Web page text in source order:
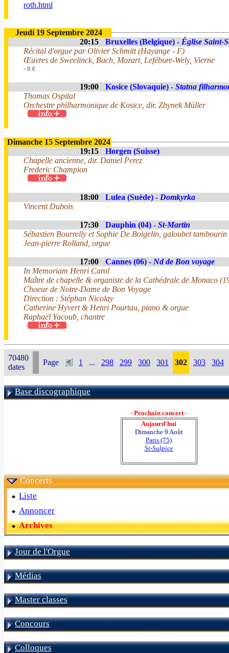
roth.html
Jeudi 19 Septembre 2024
20:15
Bruxelles (Belgique) - Église Saint-
Récital d'orgue par Olivier Schmitt (Hayange - F)
Œuvres de Sweelinck, Bach, Mozart, Lefébure-Wely, Vierne
- 8 €
19:00 Kosice (Slovaquie) - Statna
Thomas Ospital
Orchestre philharmonique de Kosice, dir. Zbynek Müller
Dimanche 15 Septembre 2024
19:15
Horgen (Suisse)
Chapelle ancienne, dir. Daniel Perez
Frederic Champion
18:00 Lulea (Suède) - Domkyrka
Vincent Dubois
17:30 Dauphin (04) - St-Martin
Sébastien Bourrelly et Sophie De Boigelin, galoubet tambourin
Jean-pierre Rolland, orgue
17:00 Cannes (06) - Nd de Bon voyage
In Memoriam Henri Carol
Maître de chapelle & organiste de la Cathédrale de Monaco
Choeur de Notre-Dame de Bon Voyage
Direction : Stéphan Nicolay
Catherine Hyvert & Henri Pourtau, piano & orgue
Raphaël Yacoub, chantre
70480
dates
Page 1 ... 298 299 300 301 302 303 304
Base discographique
- Prochain concert -
Aujourd'hui
Dimanche 9 Août
Paris (75)
St-Sulpice
Concerts
Liste
Annoncer
Archives
Jour de l'Orgue
Médias
Master classes
Concours
Colloques